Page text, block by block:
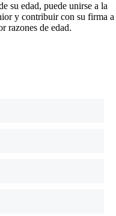
su edad, puede unirse a la
y contribuir con su firma a
razones de edad.